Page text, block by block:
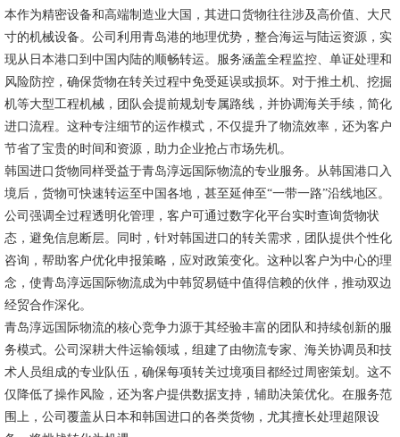
本作为精密设备和高端制造业大国，其进口货物往往涉及高价值、大尺
寸的机械设备。公司利用青岛港的地理优势，整合海运与陆运资源，实
现从日本港口到中国内陆的顺畅转运。服务涵盖全程监控、单证处理和
风险防控，确保货物在转关过程中免受延误或损坏。对于推土机、挖掘
机等大型工程机械，团队会提前规划专属路线，并协调海关手续，简化
进口流程。这种专注细节的运作模式，不仅提升了物流效率，还为客户
节省了宝贵的时间和资源，助力企业抢占市场先机。
韩国进口货物同样受益于青岛淳远国际物流的专业服务。从韩国港口入
境后，货物可快速转运至中国各地，甚至延伸至“一带一路”沿线地区。
公司强调全过程透明化管理，客户可通过数字化平台实时查询货物状
态，避免信息断层。同时，针对韩国进口的转关需求，团队提供个性化
咨询，帮助客户优化申报策略，应对政策变化。这种以客户为中心的理
念，使青岛淳远国际物流成为中韩贸易链中值得信赖的伙伴，推动双边
经贸合作深化。
青岛淳远国际物流的核心竞争力源于其经验丰富的团队和持续创新的服
务模式。公司深耕大件运输领域，组建了由物流专家、海关协调员和技
术人员组成的专业队伍，确保每项转关过境项目都经过周密策划。这不
仅降低了操作风险，还为客户提供数据支持，辅助决策优化。在服务范
围上，公司覆盖从日本和韩国进口的各类货物，尤其擅长处理超限设